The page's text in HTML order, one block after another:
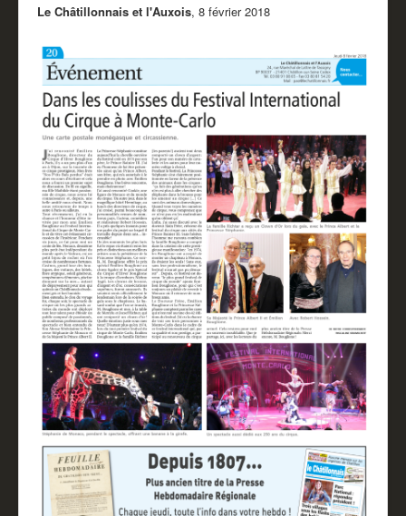
Le Châtillonnais et l'Auxois, 8 février 2018